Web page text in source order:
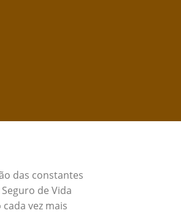
das constantes
de Vida
vez mais